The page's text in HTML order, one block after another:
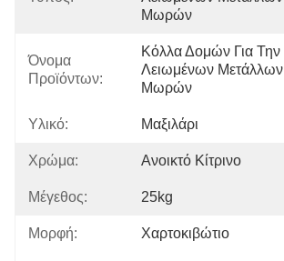
Μωρών
Όνομα
Προϊόντων:
Κόλλα Δομών Για
Λειωμένων
Μωρών
Υλικό: Μαξιλάρι
Χρώμα: Ανοικτό Κίτρινο
Μέγεθος: 25kg
Μορφή: Χαρτοκιβώτιο